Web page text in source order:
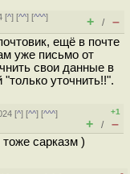
[^] [^^] [^^^]
+ / –
ещё в почте
уже письмо от
свои данные в
уточнить!!".
[^] [^^] [^^^]
+1
+ / –
сарказм )